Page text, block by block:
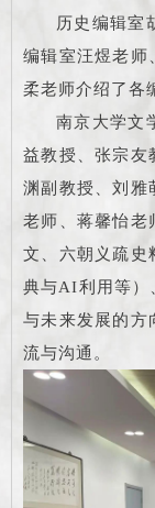
历史编辑室
编辑室汪煜老师
柔老师介绍了各
南京大学文
益教授、张宗友
渊副教授、刘雅
老师、蒋馨怡老
文、六朝义疏史
典与AI利用等）
与未来发展的方
流与沟通。